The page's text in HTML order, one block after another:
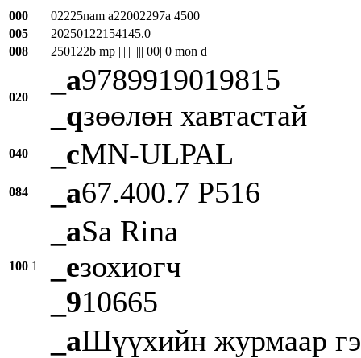
000
02225nam a22002297a 4500
005
20250122154145.0
008
250122b mp ||||| |||| 00| 0 mon d
020
_a9789919019815
_qзөөлөн хавтастай
040 _cMN-ULPAL
084 _a67.400.7 Р516
100 1
_aSa Rina
_eзохиогч
_910665
_aШүүхийн журмаар